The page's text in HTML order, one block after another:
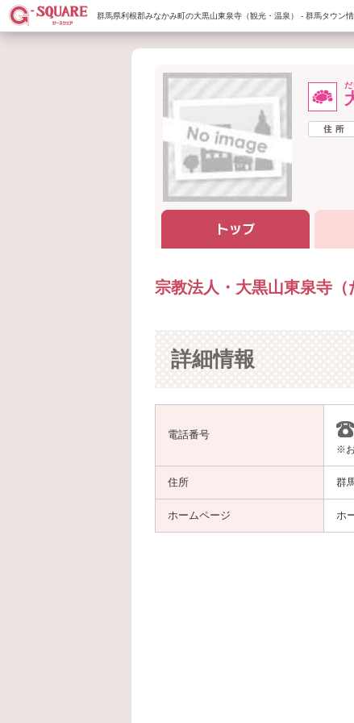
群馬県利根郡みなかみ町の大黒山東泉寺（観光・温泉） - 群馬タウン
宗教法人・大黒山東泉寺
詳細情報
電話番号
※お
住所 群
ホームページ ホ